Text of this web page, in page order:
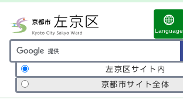
Language
サイト内検索の範囲
左京区サイト内
京都市サイト全体